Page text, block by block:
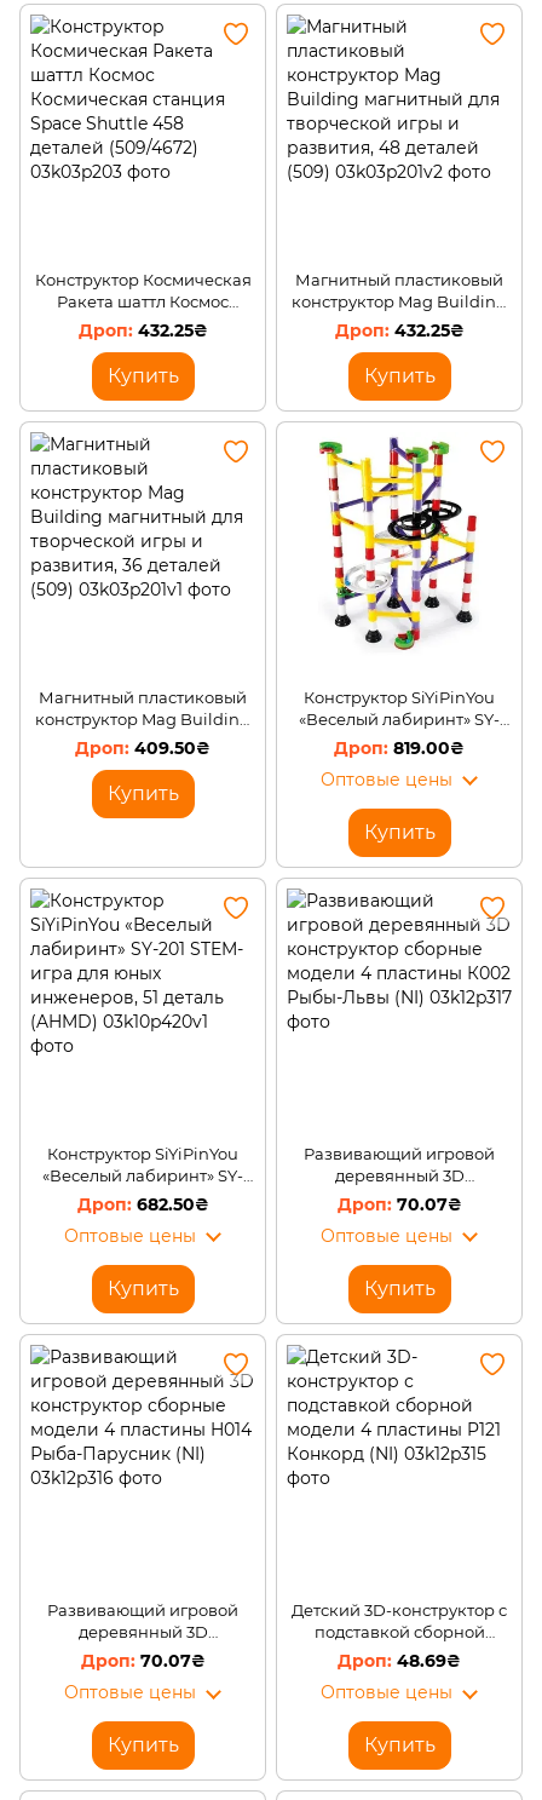
Конструктор Космическая
Ракета шаттл Космос
Космическая станция
Space Shuttle 458 деталей
(509/4672)
432.25₴
Купить
Магнитный пластиковый
конструктор Mag Building
магнитный для творческой
игры и развития, 48
деталей (509)
432.25₴
Купить
Магнитный пластиковый
конструктор Mag Building
магнитный для творческой
игры и развития, 36
деталей (509)
409.50₴
Купить
Конструктор SiYiPinYou
«Веселый лабиринт» SY-
205 STEM-игра для юных
инженеров, 136 деталей
(AHMD)
819.00₴
Оптовые цены
Купить
Конструктор SiYiPinYou
«Веселый лабиринт» SY-
201 STEM-игра для юных
инженеров, 51 деталь
(AHMD)
682.50₴
Оптовые цены
Купить
Развивающий игровой
деревянный 3D
конструктор сборные
модели 4 пластины К002
Рыбы-Львы (NI)
70.07₴
Оптовые цены
Купить
Развивающий игровой
деревянный 3D
конструктор сборные
модели 4 пластины H014
Рыба-Парусник (NI)
70.07₴
Оптовые цены
Купить
Детский 3D-конструктор с
подставкой сборной
модели 4 пластины P121
Конкорд (NI)
48.69₴
Оптовые цены
Купить